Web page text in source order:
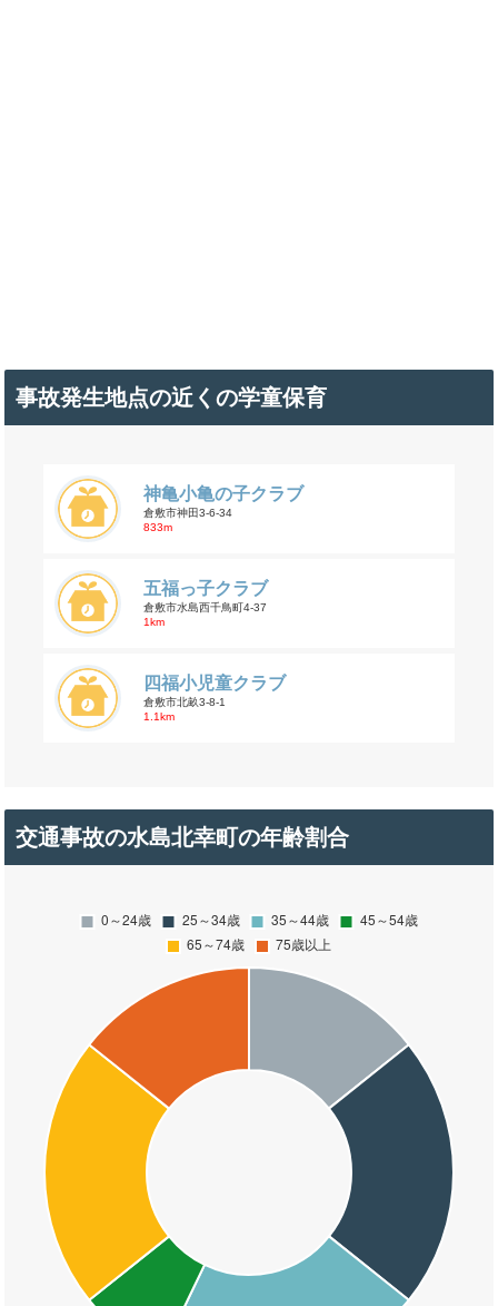
事故発生地点の近くの学童保育
神亀小亀の子クラブ
倉敷市神田3-6-34
833m
五福っ子クラブ
倉敷市水島西千鳥町4-37
1km
四福小児童クラブ
倉敷市北畝3-8-1
1.1km
交通事故の水島北幸町の年齢割合